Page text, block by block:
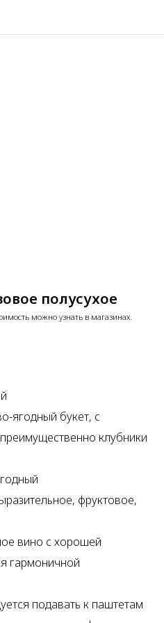
полусухое
можно узнать в магазинах.
ягодный букет, с
клубники
фруктовое,
вино с хорошей
гармоничной
подавать к паштетам